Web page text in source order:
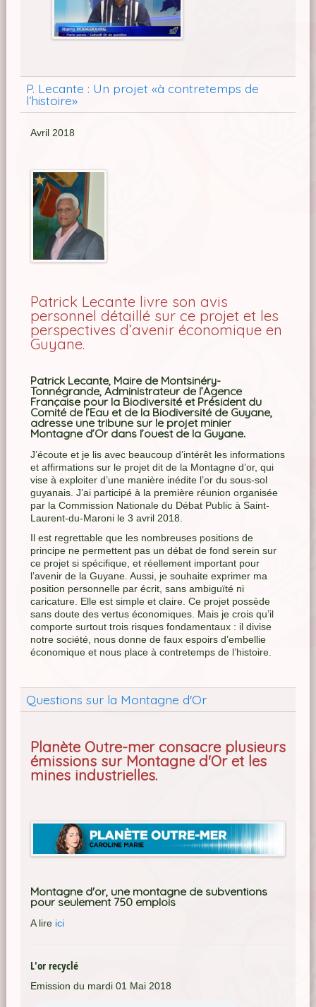
P. Lecante : Un projet «à contretemps de
l’histoire»
Avril 2018
Patrick Lecante livre son avis
personnel détaillé sur ce projet et les
perspectives d’avenir économique en
Guyane.
Patrick Lecante, Maire de Montsinéry-
Tonnégrande, Administrateur de l’Agence
Française pour la Biodiversité et Président du
Comité de l’Eau et de la Biodiversité de Guyane,
adresse une tribune sur le projet minier
Montagne d’Or dans l’ouest de la Guyane.
J’écoute et je lis avec beaucoup d’intérêt les informations
et affirmations sur le projet dit de la Montagne d’or, qui
vise à exploiter d’une manière inédite l’or du sous-sol
guyanais. J’ai participé à la première réunion organisée
par la Commission Nationale du Débat Public à Saint-
Laurent-du-Maroni le 3 avril 2018.
Il est regrettable que les nombreuses positions de
principe ne permettent pas un débat de fond serein sur
ce projet si spécifique, et réellement important pour
l’avenir de la Guyane. Aussi, je souhaite exprimer ma
position personnelle par écrit, sans ambiguïté ni
caricature. Elle est simple et claire. Ce projet possède
sans doute des vertus économiques. Mais je crois qu’il
comporte surtout trois risques fondamentaux : il divise
notre société, nous donne de faux espoirs d’embellie
économique et nous place à contretemps de l’histoire.
Questions sur la Montagne d'Or
Planète Outre-mer consacre plusieurs
émissions sur Montagne d'Or et les
mines industrielles.
Montagne d'or, une montagne de subventions
pour seulement 750 emplois
A lire ici
L'or recyclé
Emission du mardi 01 Mai 2018